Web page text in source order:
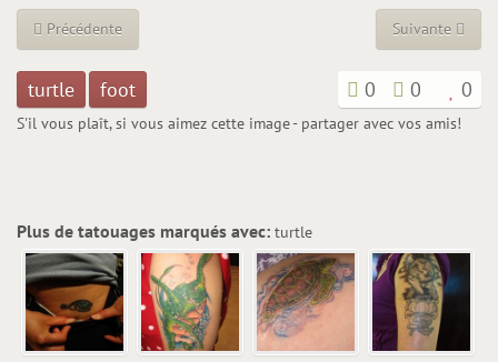
Précédente Suivante
turtle foot 0 0 0
S'il vous plaît, si vous aimez cette image - partager avec vos amis!
Plus de tatouages marqués avec: turtle